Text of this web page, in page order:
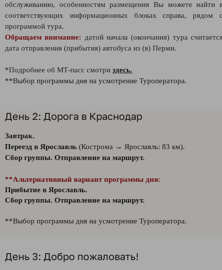
обслуживанию, особенностям размещения Вы можете найти
соответствующих информационных блоках справа, рядом
программой тура.
Обращаем внимание: датой начала (окончания) тура
дата отправления (прибытия) автобуса из (в) Перми.
*Подробнее об МТ-пасс смотри здесь.
**Выбор программы дня на усмотрение Туроператора.
День 2: Дорога в Краснодар
Завтрак.
Переезд в Ярославль (Кострома → Ярославль: 83 км).
Сбор группы. Отправление на маршрут.
**Альтернативный вариант программы дня:
Прибытие в Ярославль.
Сбор группы. Отправление на маршрут.
**Выбор программы дня на усмотрение Туроператора.
День 3: Добро пожаловать!